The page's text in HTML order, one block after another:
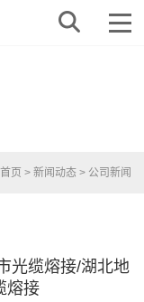
首页 > 新闻动态 > 公司新闻
光缆熔接/湖北地
熔接